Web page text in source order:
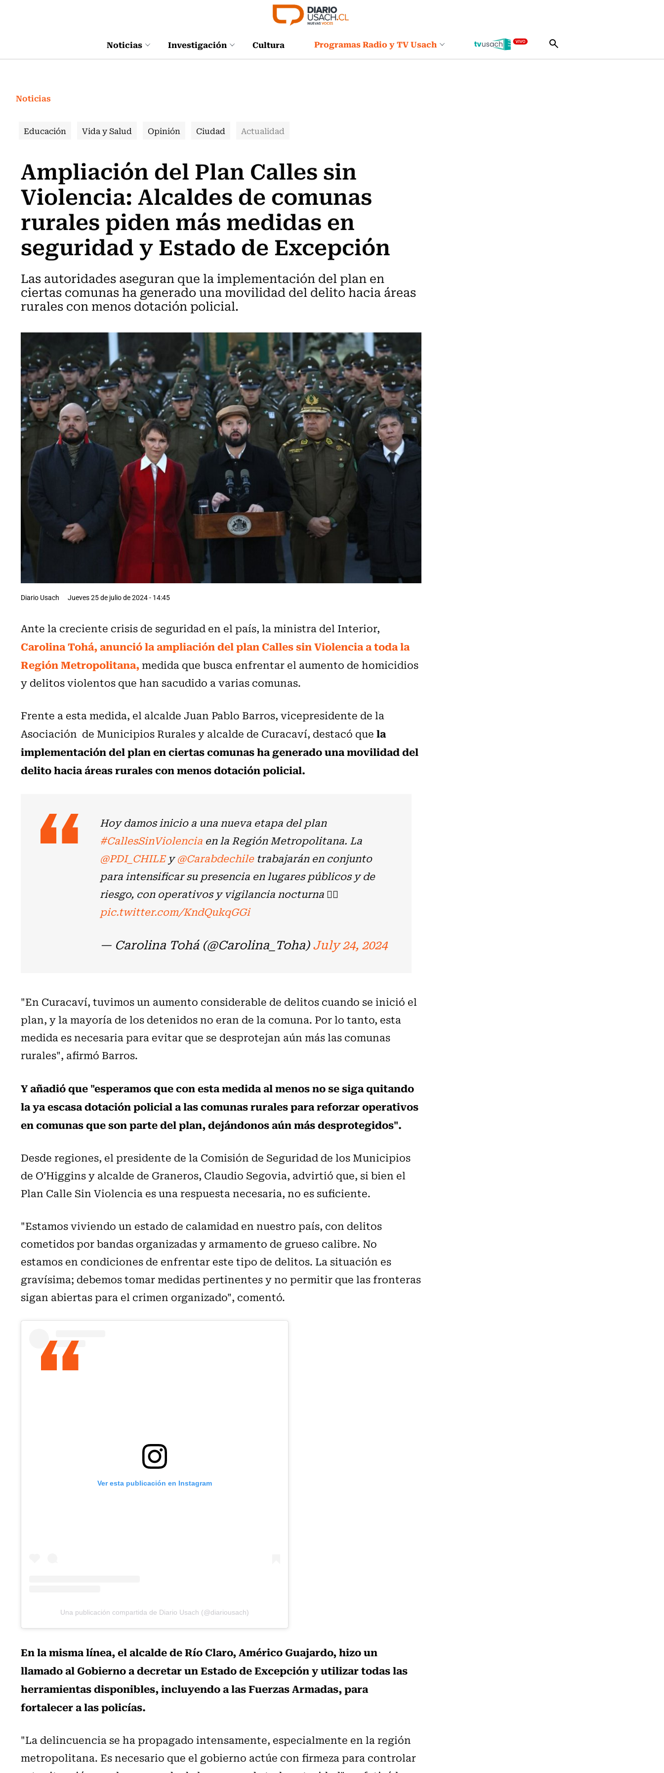
Noticias Investigación Cultura Programas Radio y TV Usach
Noticias
Educación Vida y Salud Opinión Ciudad Actualidad
Ampliación del Plan Calles sin
Violencia: Alcaldes de comunas
rurales piden más medidas en
seguridad y Estado de Excepción
Las autoridades aseguran que la implementación del plan en
ciertas comunas ha generado una movilidad del delito hacia áreas
rurales con menos dotación policial.
Diario Usach Jueves 25 de julio de 2024 - 14:45
Ante la creciente crisis de seguridad en el país, la ministra del Interior,
Carolina Tohá, anunció la ampliación del plan Calles sin Violencia a toda la
Región Metropolitana,medida que busca enfrentar el aumento de homicidios
y delitos violentos que han sacudido a varias comunas.
Frente a esta medida, el alcalde Juan Pablo Barros, vicepresidente de la
Asociación de Municipios Rurales y alcalde de Curacaví, destacó quela
implementación del plan en ciertas comunas ha generado una movilidad del
delito hacia áreas rurales con menos dotación policial.
Hoy damos inicio a una nueva etapa del plan
#CallesSinViolencia en la Región Metropolitana. La
@PDI_CHILEy@Carabdechiletrabajarán en conjunto
para intensificar su presencia en lugares públicos y de
riesgo, con operativos y vigilancia nocturna 👇🏻
pic.twitter.com/KndQukqGGi
— Carolina Tohá (@Carolina_Toha)July 24, 2024
"En Curacaví, tuvimos un aumento considerable de delitos cuando se inició el
plan, y la mayoría de los detenidos no eran de la comuna. Por lo tanto, esta
medida es necesaria para evitar que se desprotejan aún más las comunas
rurales", afirmó Barros.
Y añadió que "esperamos que con esta medida al menos no se siga quitando
la ya escasa dotación policial a las comunas rurales para reforzar operativos
en comunas que son parte del plan, dejándonos aún más desprotegidos".
Desde regiones, el presidente de la Comisión de Seguridad de los Municipios
de O’Higgins y alcalde de Graneros, Claudio Segovia, advirtió que, si bien el
Plan Calle Sin Violencia es una respuesta necesaria, no es suficiente.
"Estamos viviendo un estado de calamidad en nuestro país, con delitos
cometidos por bandas organizadas y armamento de grueso calibre. No
estamos en condiciones de enfrentar este tipo de delitos. La situación es
gravísima; debemos tomar medidas pertinentes y no permitir que las fronteras
sigan abiertas para el crimen organizado", comentó.
Ver esta publicación en Instagram
Una publicación compartida de Diario Usach (@diariousach)
En la misma línea, el alcalde de Río Claro, Américo Guajardo, hizo un
llamado al Gobierno a decretar un Estado de Excepción y utilizar todas las
herramientas disponibles, incluyendo a las Fuerzas Armadas, para
fortalecer a las policías.
"La delincuencia se ha propagado intensamente, especialmente en la región
metropolitana. Es necesario que el gobierno actúe con firmeza para controlar